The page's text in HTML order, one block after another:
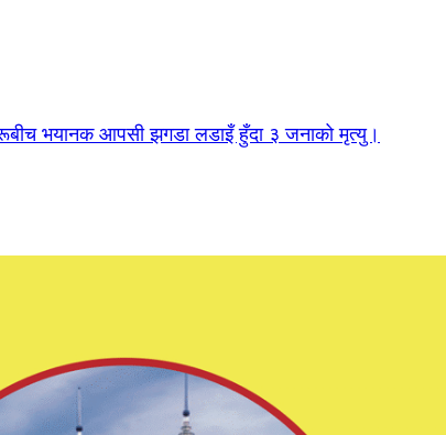
भयानक आपसी झगडा लडाइँ हुँदा ३ जनाको मृत्यु।